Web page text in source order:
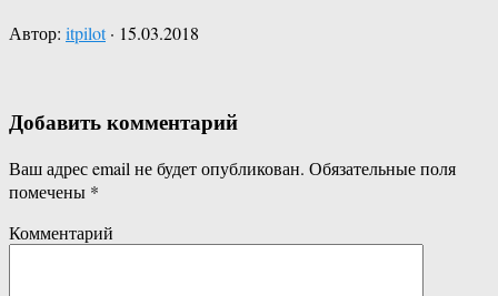
Автор: itpilot · 15.03.2018
Добавить комментарий
Ваш адрес email не будет опубликован. Обязательные поля
помечены *
Комментарий